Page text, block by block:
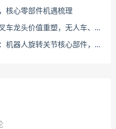
核心零部件机遇梳理
塑，无人车、人形机器人打开成长空间
节核心部件，精密减速器国产替代正当时